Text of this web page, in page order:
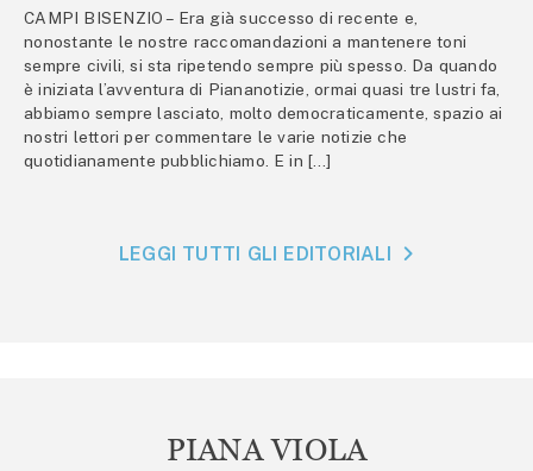
CAMPI BISENZIO – Era già successo di recente e,
nonostante le nostre raccomandazioni a mantenere toni
sempre civili, si sta ripetendo sempre più spesso. Da quando
è iniziata l’avventura di Piananotizie, ormai quasi tre lustri fa,
abbiamo sempre lasciato, molto democraticamente, spazio ai
nostri lettori per commentare le varie notizie che
quotidianamente pubblichiamo. E in […]
LEGGI TUTTI GLI EDITORIALI
PIANA VIOLA